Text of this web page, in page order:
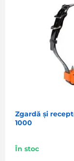
Zgardă și
1000
În stoc